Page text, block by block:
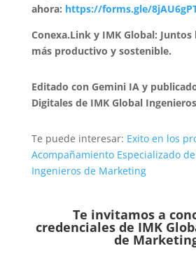
ahora: https://forms.gle/
Conexa.Link y IMK Global:
más productivo y sostenible.
Editado con Gemini IA y
Digitales de IMK Global
Te puede interesar: Exito en los
Acompañamiento Especializado
Ingenieros de Marketing
Te invitamos a
credenciales de IMK
de